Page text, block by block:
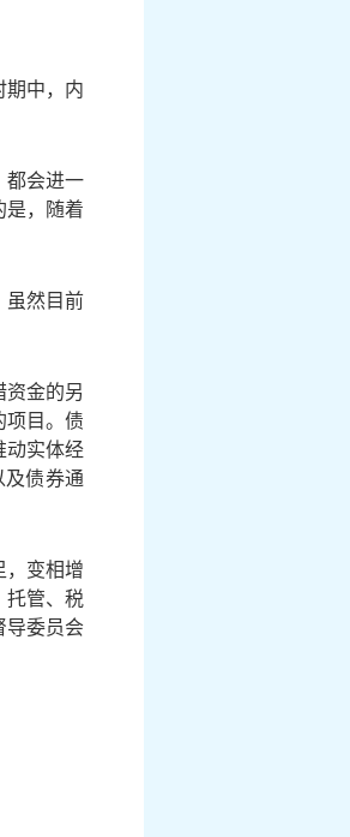
中，内
都会进一
，随着
虽然目前
金的另
目。债
动实体经
债券通
变相增
托管、税
导委员会